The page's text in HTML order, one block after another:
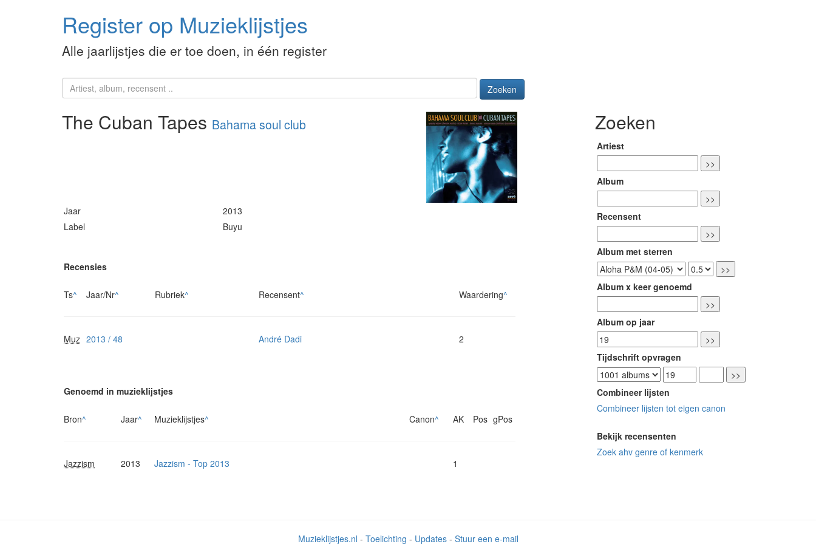
Register op Muzieklijstjes
Alle jaarlijstjes die er toe doen, in één register
Zoeken
The Cuban Tapes Bahama soul club
Jaar
2013
Label
Buyu
Recensies
Ts^ Jaar/Nr^ Rubriek^ Recensent^ Waardering^
Muz 2013 / 48 André Dadi 2
Genoemd in muzieklijstjes
Bron^ Jaar^ Muzieklijstjes^ Canon^ AK Pos gPos
Jazzism 2013 Jazzism - Top 2013 1
Zoeken
Artiest
Album
Recensent
Album met sterren
Album x keer genoemd
Album op jaar
Tijdschrift opvragen
Combineer lijsten
Combineer lijsten tot eigen canon
Bekijk recensenten
Zoek ahv genre of kenmerk
Muzieklijstjes.nl - Toelichting - Updates- Stuur een e-mail